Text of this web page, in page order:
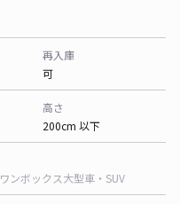
再入庫
可
高さ
200cm 以下
ワンボックス大型車・SUV